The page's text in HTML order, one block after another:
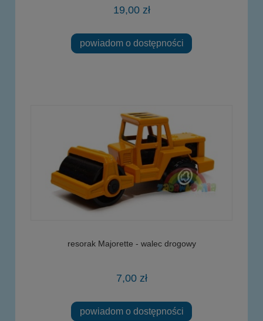
19,00 zł
powiadom o dostępności
resorak Majorette - walec drogowy
7,00 zł
powiadom o dostępności